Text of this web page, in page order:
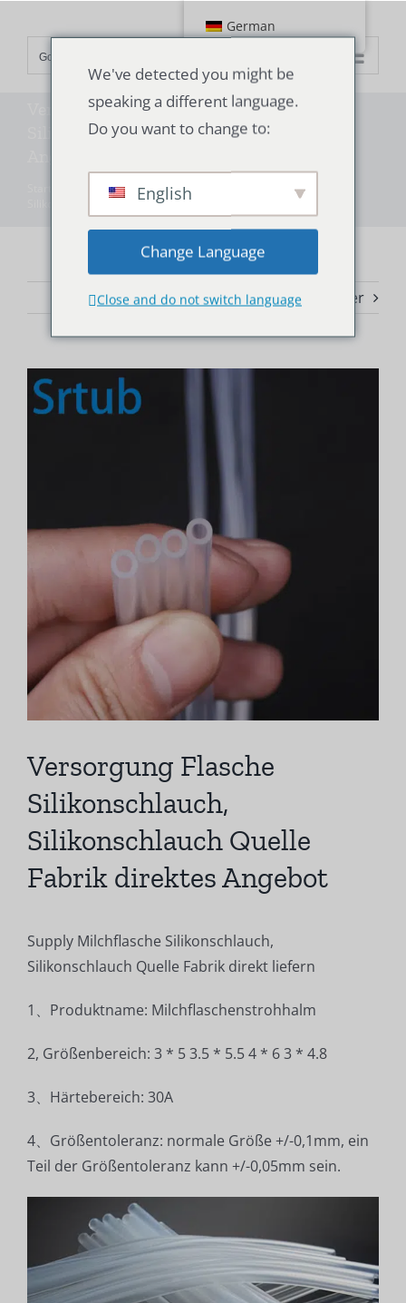
Inhalt
springenGo to...
Versorgung Flasche Silikonschlauch,
Silikonschlauch Quelle Fabrik direktes
Technologie"Versorgung Flasche Silikonschlauch,
Silikonschlauch Quelle Fabrik direktes Angebot
Vorherige Weiter
Größeres
Bild
Versorgung Flasche
Silikonschlauch,
Silikonschlauch Quelle
Fabrik direktes Angebot
Supply Milchflasche Silikonschlauch,
Silikonschlauch Quelle Fabrik direkt liefern
1、Produktname: Milchflaschenstrohhalm
2, Größenbereich: 3 * 5 3.5 * 5.5 4 * 6 3 * 4.8
3、Härtebereich: 30A
4、Größentoleranz: normale Größe +/-0,1mm, ein
Teil der Größentoleranz kann +/-0,05mm sein.
German
We've detected you might be
speaking a different language.
Do you want to change to:
English
Change Language
Close and do not switch language